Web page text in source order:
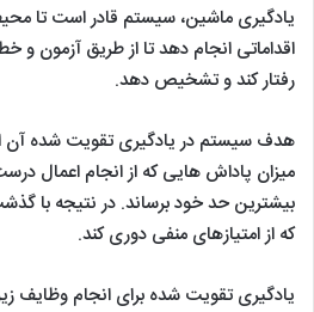
یادگیری ماشین، سیستم قادر است تا
اقداماتی انجام دهد تا از طریق آزمون و
رفتار کند و تشخیص دهد.
هدف سیستم در یادگیری تقویت شده آن
میزان پاداش هایی که از انجام اعمال
بیشترین حد خود برساند. در نتیجه با
که از امتیازهای منفی دوری کند.
یادگیری تقویت شده برای انجام وظایف